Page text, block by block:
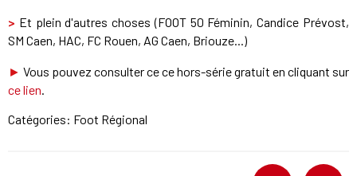
> Et plein d'autres choses (FOOT 50 Féminin, Candice Prévost,
SM Caen, HAC, FC Rouen, AG Caen, Briouze...)
► Vous pouvez consulter ce ce hors-série gratuit en cliquant sur
ce lien.
Catégories: Foot Régional